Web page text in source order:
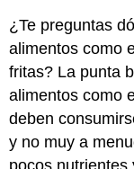
¿Te preguntas
alimentos como
fritas? La punta
alimentos como
deben
y no muy a
pocos nutrientes